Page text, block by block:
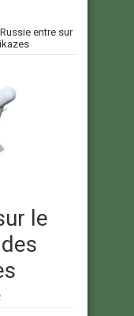
entre sur
le